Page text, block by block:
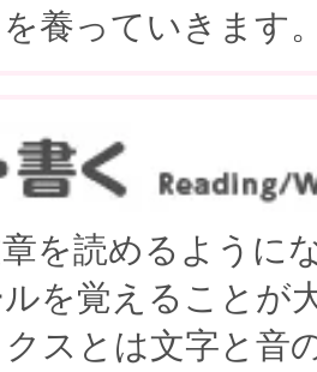
養っていきます
を読めるように
を覚えることが
スとは文字と音